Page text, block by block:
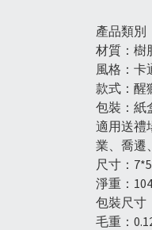
產品類別
材質：樹
風格：卡
款式：醒
包裝：紙
適用送禮
業、喬遷
尺寸：
淨重：
包裝尺寸
毛重：